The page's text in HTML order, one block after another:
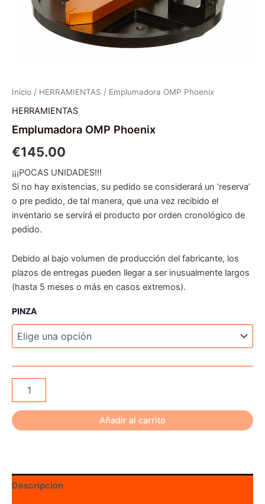
Inicio / HERRAMIENTAS / Emplumadora OMP Phoenix
HERRAMIENTAS
Emplumadora OMP Phoenix
€145.00
¡¡¡POCAS UNIDADES!!!
Si no hay existencias, su pedido se considerará un ‘reserva’
o pre pedido, de tal manera, que una vez recibido el
inventario se servirá el producto por orden cronológico de
pedido.
Debido al bajo volumen de producción del fabricante, los
plazos de entregas pueden llegar a ser inusualmente largos
(hasta 5 meses o más en casos extremos).
PINZA
OMP
cantidad
Añadir al carrito
Descripción